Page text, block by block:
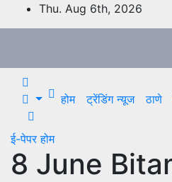
to
Thu. Aug 6th, 2026
होम ट्रेंडिंग न्यूज ठाणे
ई-पेपरहोम
8 June